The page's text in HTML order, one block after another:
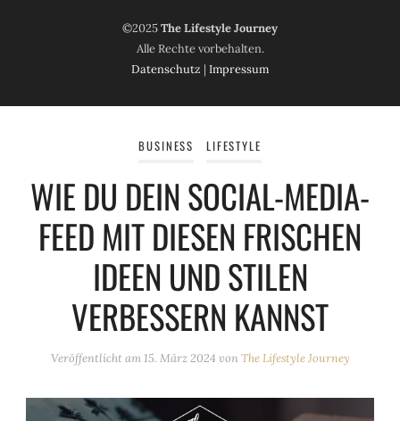
©2025The Lifestyle Journey
Alle Rechte vorbehalten.
Datenschutz | Impressum
BUSINESS LIFESTYLE
WIE DU DEIN SOCIAL-MEDIA-
FEED MIT DIESEN FRISCHEN
IDEEN UND STILEN
VERBESSERN KANNST
Veröffentlicht am15. März 2024 vonThe Lifestyle Journey